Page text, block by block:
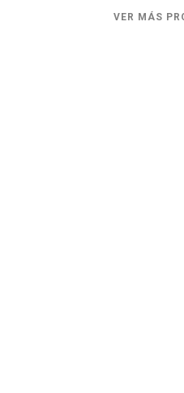
VER MÁS